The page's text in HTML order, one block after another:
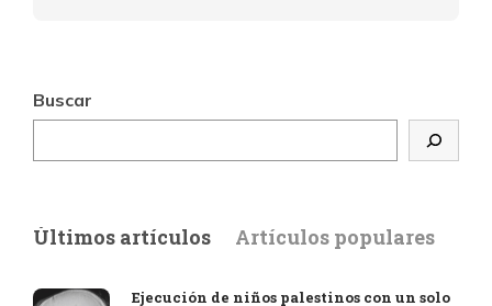
Buscar
Últimos artículos Artículos populares
Ejecución de niños palestinos con un solo